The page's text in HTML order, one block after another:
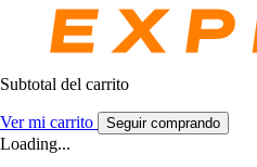
Subtotal del carrito
Ver mi carrito Seguir comprando
Loading...